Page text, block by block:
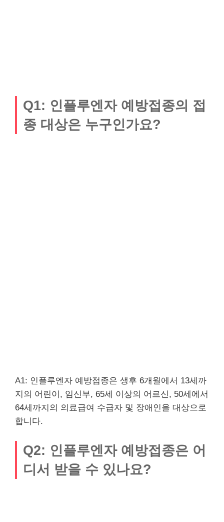
Q1: 인플루엔자 예방접종의 접
종 대상은 누구인가요?
A1: 인플루엔자 예방접종은 생후 6개월에서 13세까
지의 어린이, 임신부, 65세 이상의 어르신, 50세에서
64세까지의 의료급여 수급자 및 장애인을 대상으로
합니다.
Q2: 인플루엔자 예방접종은 어
디서 받을 수 있나요?